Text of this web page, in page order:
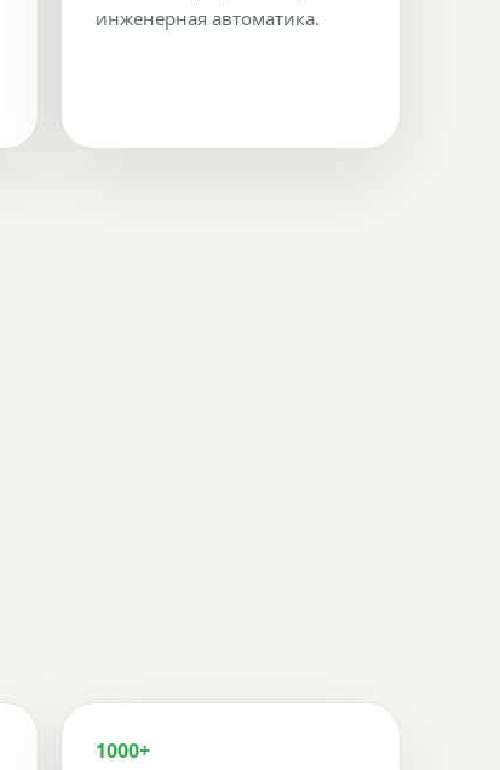
инженерная автоматика.
1000+